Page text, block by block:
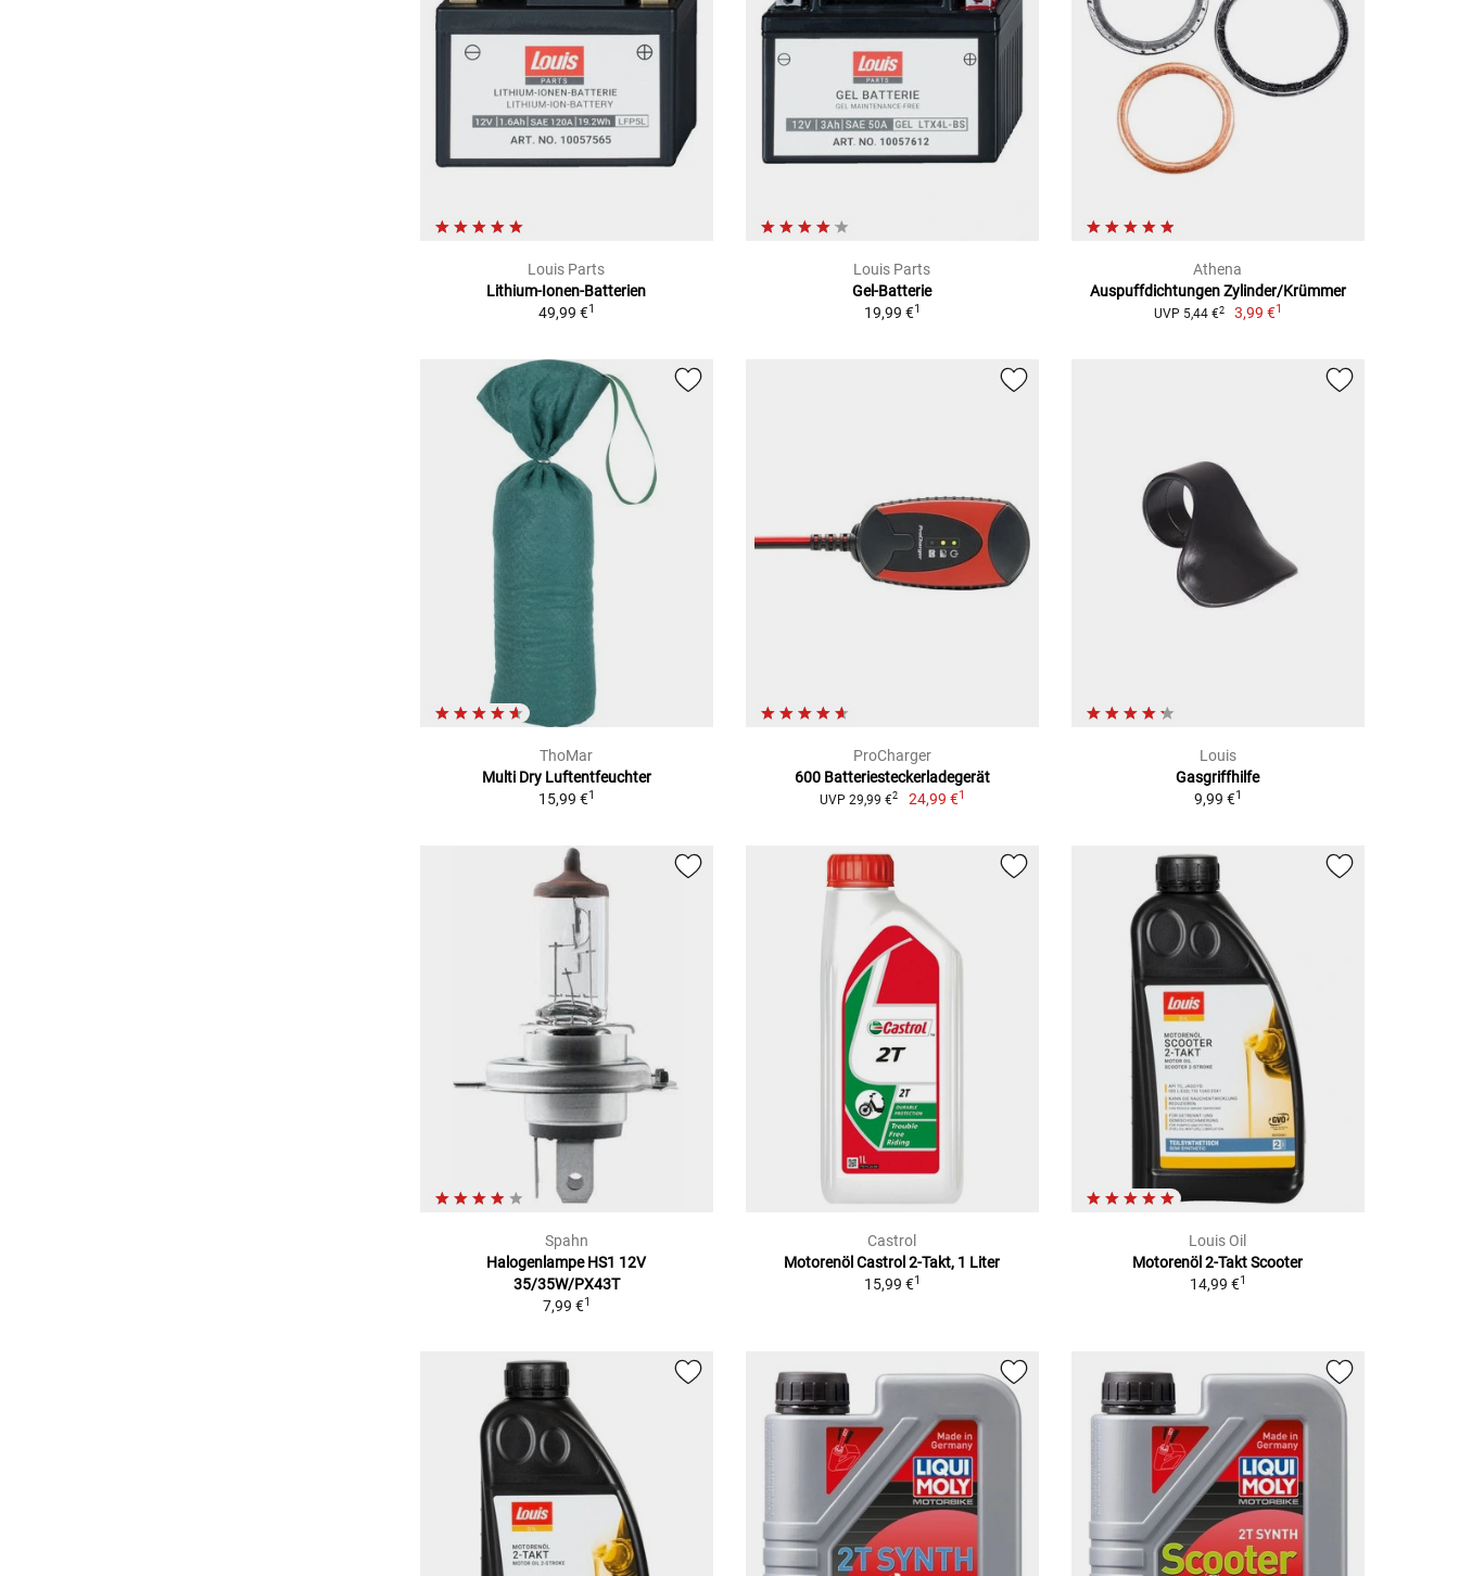
Louis Parts
Lithium-Ionen-Batterien
49,99 €1
Louis Parts
Gel-Batterie
19,99 €1
Athena
Auspuffdichtungen Zylinder/Krümmer
UVP 5,44 €2 3,99 €1
ThoMar
Multi Dry Luftentfeuchter
15,99 €1
ProCharger
600 Batteriesteckerladegerät
UVP 29,99 €2 24,99 €1
Louis
Gasgriffhilfe
9,99 €1
Spahn
Halogenlampe HS1 12V
35/35W/PX43T
7,99 €1
Castrol
Motorenöl Castrol 2-Takt, 1 Liter
15,99 €1
Louis Oil
Motorenöl 2-Takt Scooter
14,99 €1